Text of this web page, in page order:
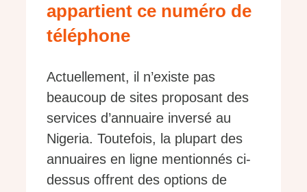
appartient ce numéro de
téléphone
Actuellement, il n’existe pas
beaucoup de sites proposant des
services d’annuaire inversé au
Nigeria. Toutefois, la plupart des
annuaires en ligne mentionnés ci-
dessus offrent des options de